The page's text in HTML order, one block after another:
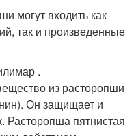
могут входить как
так и произведенные
.
из расторопши
Он защищает и
Расторопша пятнистая